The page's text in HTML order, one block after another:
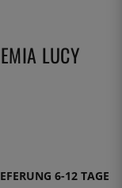
LUCY
6-12 TAGE